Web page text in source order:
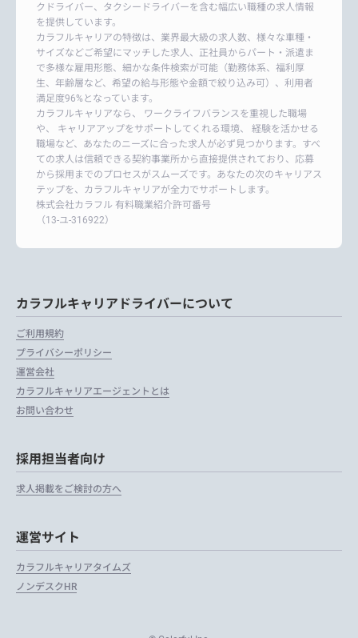
クドライバー、タクシードライバーを含む幅広い職種の求人情報
を提供しています。
カラフルキャリアの特徴は、業界最大級の求人数、様々な車種・
サイズなどご希望にマッチした求人、正社員からパート・派遣ま
で多様な雇用形態、細かな条件検索が可能（勤務体系、福利厚
生、年齢層など、希望の給与形態や金額で絞り込み可）、利用者
満足度96%となっています。
カラフルキャリアなら、 ワークライフバランスを重視した職場
や、 キャリアアップをサポートしてくれる環境、 経験を活かせる
職場など、あなたのニーズに合った求人が必ず見つかります。すべ
ての求人は信頼できる契約事業所から直接提供されており、応募
から採用までのプロセスがスムーズです。あなたの次のキャリアス
テップを、カラフルキャリアが全力でサポートします。
株式会社カラフル 有料職業紹介許可番号
（13-ユ-316922）
カラフルキャリアドライバーについて
ご利用規約
プライバシーポリシー
運営会社
カラフルキャリアエージェントとは
お問い合わせ
採用担当者向け
求人掲載をご検討の方へ
運営サイト
カラフルキャリアタイムズ
ノンデスクHR